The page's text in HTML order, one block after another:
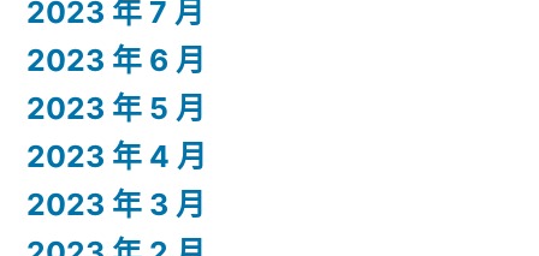
2023 年 7 月
2023 年 6 月
2023 年 5 月
2023 年 4 月
2023 年 3 月